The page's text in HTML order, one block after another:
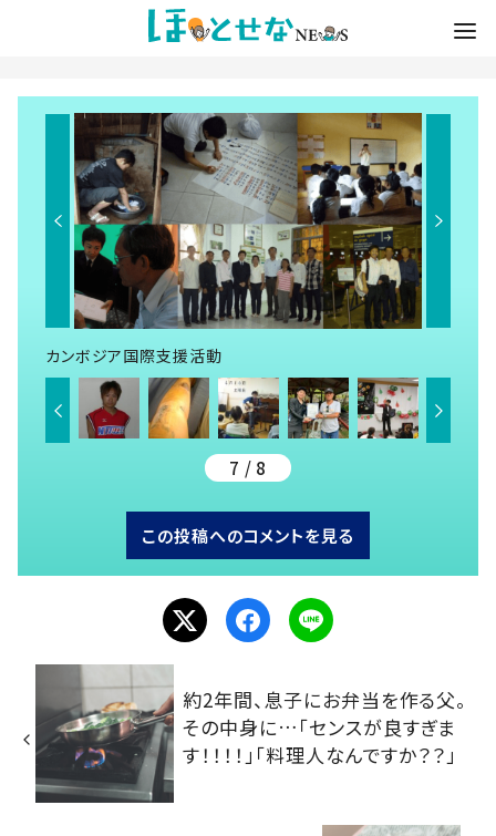
カンボジア国際支援活動
7 / 8
この投稿へのコメントを見る
約2年間、息子にお弁当を作る父。
その中身に…「センスが良すぎま
す！！！！」「料理人なんですか？？」